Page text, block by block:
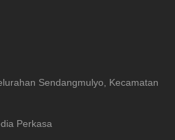
Sendangmulyo, Kecamatan
Perkasa